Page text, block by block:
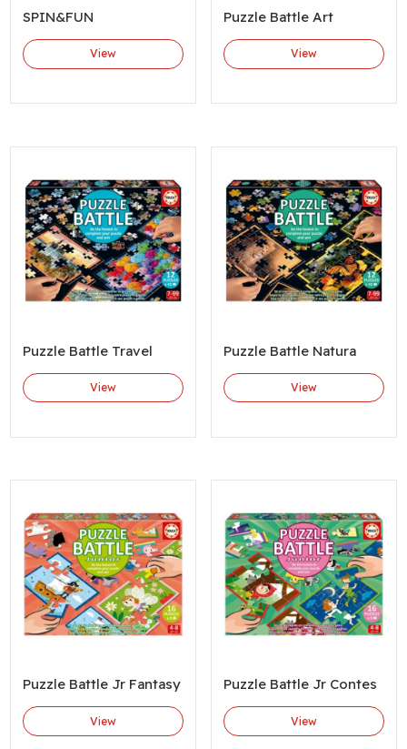
SPIN&FUN
View
Puzzle Battle Art
View
Puzzle Battle Travel
View
Puzzle Battle Natura
View
Puzzle Battle Jr Fantasy
View
Puzzle Battle Jr Contes
View